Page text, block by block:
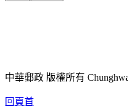
中華郵政 版權所有
回頁首